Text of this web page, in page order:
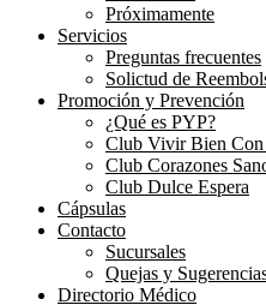
Próximamente
Servicios
Preguntas frecuentes
Solictud de
Promoción y Prevención
¿Qué es PYP?
Club Vivir Bien Con
Club Corazones
Club Dulce Espera
Cápsulas
Contacto
Sucursales
Quejas y
Directorio Médico